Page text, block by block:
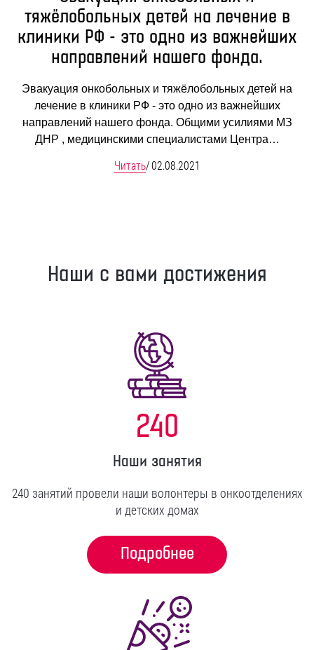
тяжёлобольных детей на лечение в
клиники РФ - это одно из важнейших
направлений нашего фонда.
Эвакуация онкобольных и тяжёлобольных детей на
лечение в клиники РФ - это одно из важнейших
направлений нашего фонда. Общими усилиями МЗ
ДНР , медицинскими специалистами Центра…
Читать/02.08.2021
Наши с вами достижения
240
Наши занятия
240 занятий провели наши волонтеры в онкоотделениях
и детских домах
Подробнее